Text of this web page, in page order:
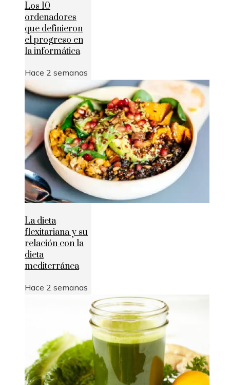
Los 10
ordenadores
que definieron
el progreso en
la informática
Hace 2 semanas
La dieta
flexitariana y su
relación con la
dieta
mediterránea
Hace 2 semanas